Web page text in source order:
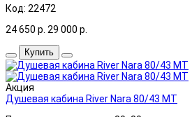
Код: 22472
24 650 р. 29 000 р.
Купить
Акция
Душевая кабина River Nara 80/43 МТ